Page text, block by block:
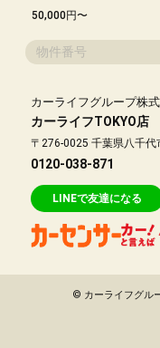
50,000円〜
カーライフグループ株
カーライフTOKYO店
〒276-0025 千葉県八千
0120-038-871
LINEで友達になる
© カーライフグル